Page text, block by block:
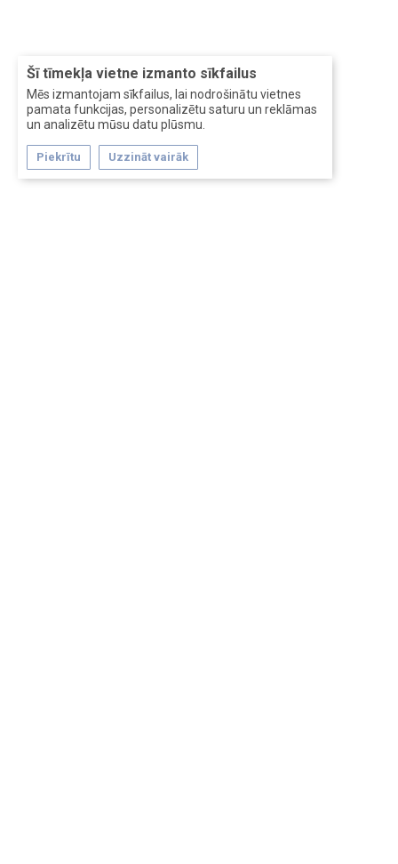
Šī tīmekļa vietne izmanto sīkfailus
Mēs izmantojam sīkfailus, lai nodrošinātu vietnes
pamata funkcijas, personalizētu saturu un reklāmas
un analizētu mūsu datu plūsmu.
Piekrītu Uzzināt vairāk